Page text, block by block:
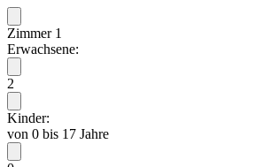
Zimmer 1
Erwachsene:
2
Kinder:
von 0 bis 17 Jahre